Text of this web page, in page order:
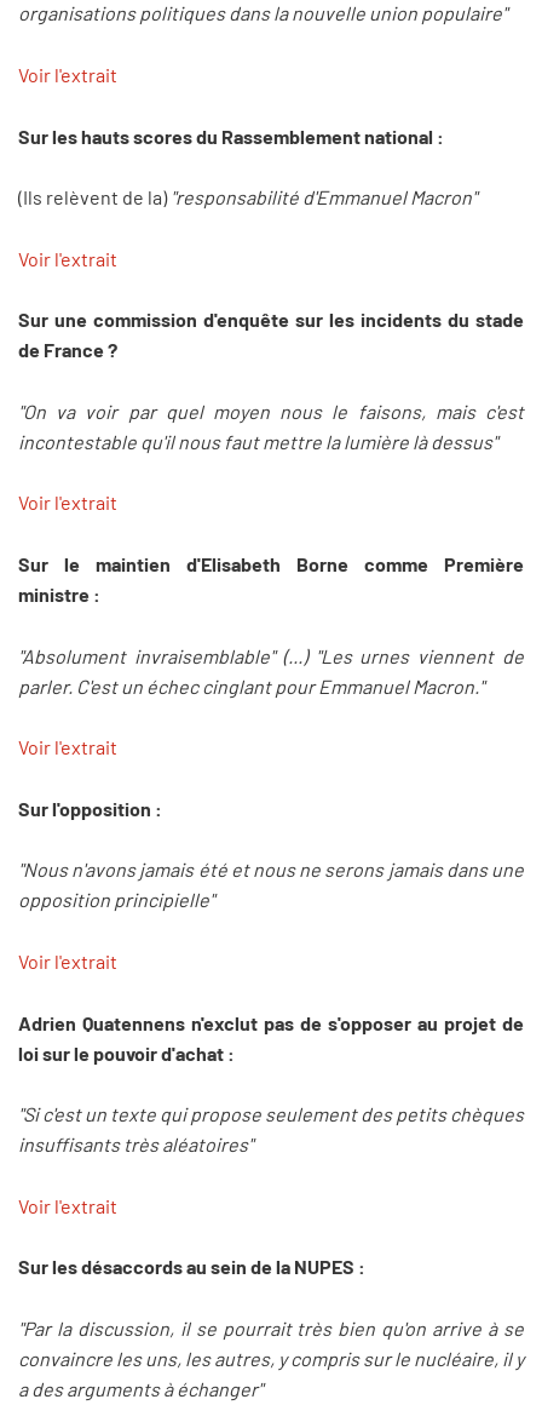
organisations politiques dans la nouvelle union populaire"
Voir l'extrait
Sur les hauts scores du Rassemblement national :
(Ils relèvent de la) "responsabilité d'Emmanuel Macron"
Voir l'extrait
Sur une commission d'enquête sur les incidents du stade
de France ?
"On va voir par quel moyen nous le faisons, mais c'est
incontestable qu'il nous faut mettre la lumière là dessus"
Voir l'extrait
Sur le maintien d'Elisabeth Borne comme Première
ministre :
"Absolument invraisemblable" (...) "Les urnes viennent de
parler. C'est un échec cinglant pour Emmanuel Macron."
Voir l'extrait
Sur l'opposition :
"Nous n'avons jamais été et nous ne serons jamais dans une
opposition principielle"
Voir l'extrait
Adrien Quatennens n'exclut pas de s'opposer au projet de
loi sur le pouvoir d'achat :
"Si c'est un texte qui propose seulement des petits chèques
insuffisants très aléatoires"
Voir l'extrait
Sur les désaccords au sein de la NUPES :
"Par la discussion, il se pourrait très bien qu'on arrive à se
convaincre les uns, les autres, y compris sur le nucléaire, il y
a des arguments à échanger"